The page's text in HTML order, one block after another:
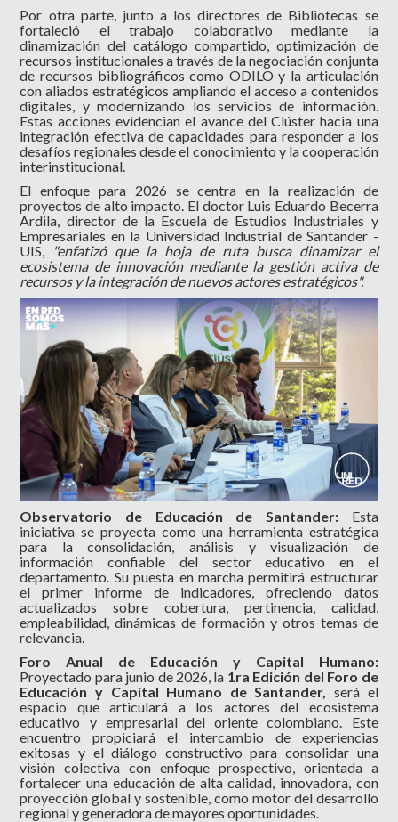
Por otra parte, junto a los directores de Bibliotecas se
fortaleció el trabajo colaborativo mediante la
dinamización del catálogo compartido, optimización de
recursos institucionales a través de la negociación conjunta
de recursos bibliográficos como ODILO y la articulación
con aliados estratégicos ampliando el acceso a contenidos
digitales, y modernizando los servicios de información.
Estas acciones evidencian el avance del Clúster hacia una
integración efectiva de capacidades para responder a los
desafíos regionales desde el conocimiento y la cooperación
interinstitucional.
El enfoque para 2026 se centra en la realización de
proyectos de alto impacto. El doctor Luis Eduardo Becerra
Ardila, director de la Escuela de Estudios Industriales y
Empresariales en la Universidad Industrial de Santander -
UIS,
"enfatizó que la hoja de ruta busca dinamizar el
ecosistema de innovación mediante la gestión activa de
recursos y la integración de nuevos actores estratégicos".
Observatorio de Educación de Santander:Esta
iniciativa se proyecta como una herramienta estratégica
para la consolidación, análisis y visualización de
información confiable del sector educativo en el
departamento. Su puesta en marcha permitirá estructurar
el primer informe de indicadores, ofreciendo datos
actualizados sobre cobertura, pertinencia, calidad,
empleabilidad, dinámicas de formación y otros temas de
relevancia.
Foro Anual de Educación y Capital Humano:
Proyectado para junio de 2026, la 1ra Edición del Foro de
Educación y Capital Humano de Santander,
será el
espacio que articulará a los actores del ecosistema
educativo y empresarial del oriente colombiano. Este
encuentro propiciará el intercambio de experiencias
exitosas y el diálogo constructivo para consolidar una
visión colectiva con enfoque prospectivo, orientada a
fortalecer una educación de alta calidad, innovadora, con
proyección global y sostenible, como motor del desarrollo
regional y generadora de mayores oportunidades.